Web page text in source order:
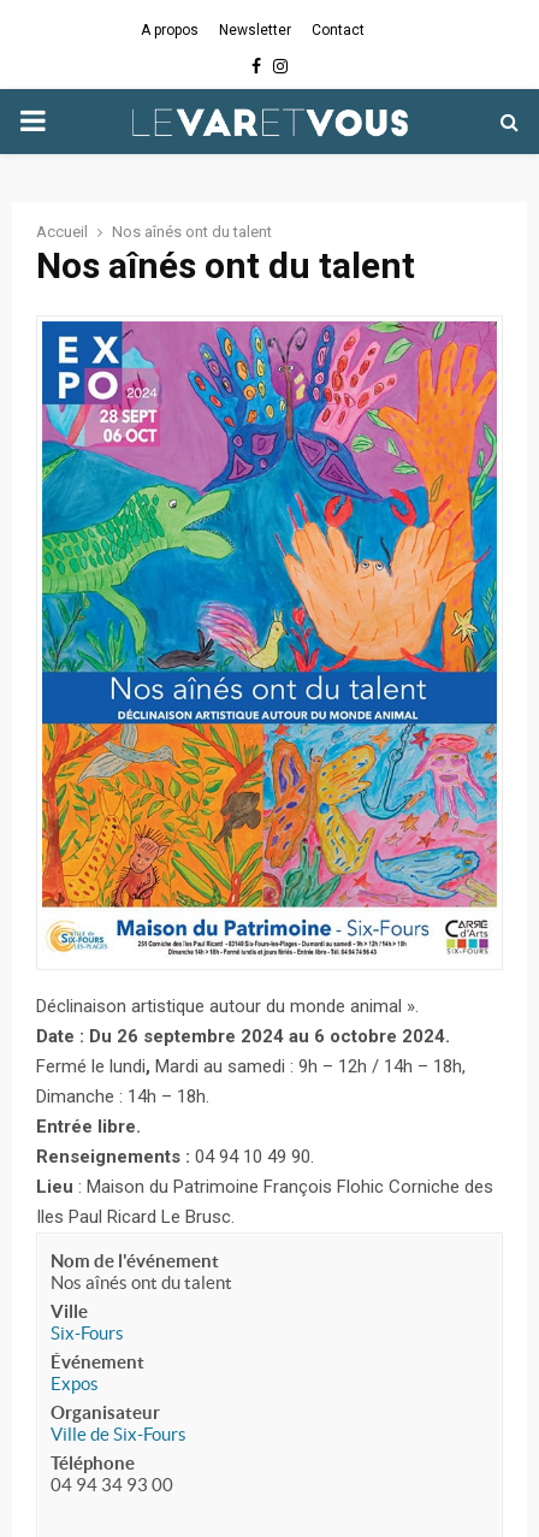
A propos Newsletter Contact
Facebook
Instagram
PRIMARY
Accueil Nos aînés ont du talent
Nos aînés ont du talent
Déclinaison artistique autour du monde animal ».
Date : Du 26 septembre 2024 au 6 octobre 2024.
Fermé le lundi, Mardi au samedi : 9h – 12h / 14h – 18h,
Dimanche : 14h – 18h.
Entrée libre.
Renseignements : 04 94 10 49 90.
Lieu : Maison du Patrimoine François Flohic Corniche des
Iles Paul Ricard Le Brusc.
Nom de l'événement
Nos aînés ont du talent
Ville
Six-Fours
Événement
Expos
Organisateur
Ville de Six-Fours
Téléphone
04 94 34 93 00